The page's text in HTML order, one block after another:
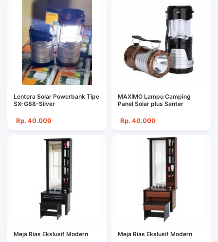
Lentera Solar Powerbank Tipe
SX-G88-Silver
Rp. 40.000
MAXIMO Lampu Camping
Panel Solar plus Senter
Rp. 40.000
Meja Rias Ekslusif Modern Meja Rias Ekslusif Modern